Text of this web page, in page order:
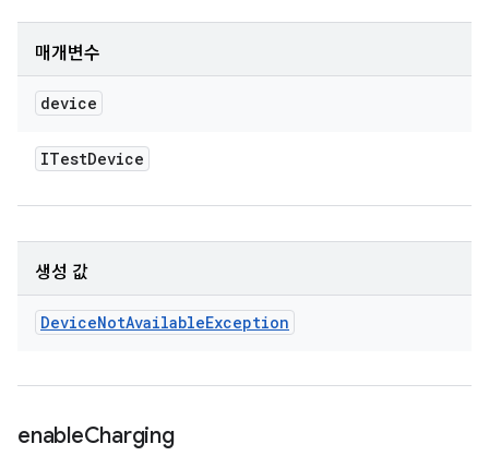
매개변수
device
ITestDevice
생성 값
DeviceNotAvailableException
enableCharging